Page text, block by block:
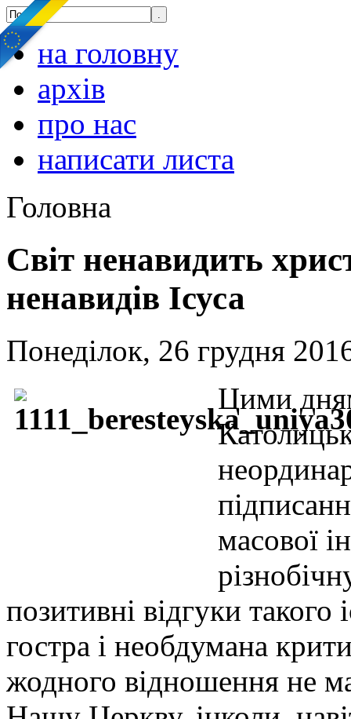
на головну
архів
про нас
написати листа
Головна
Світ ненавидить
ненавидів Ісуса
Понеділок, 26 грудня
Цими
масової
позитивні відгуки
гостра і необдумана
жодного відношення не